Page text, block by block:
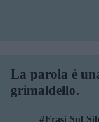
La parola è
grimaldello.
Frasi Sul